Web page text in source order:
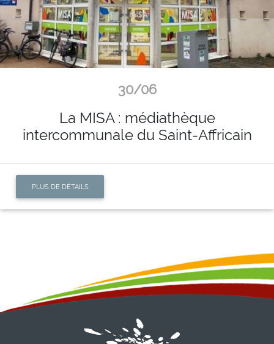
30/06
La MISA : médiathèque
intercommunale du Saint-Affricain
PLUS DE DÉTAILS